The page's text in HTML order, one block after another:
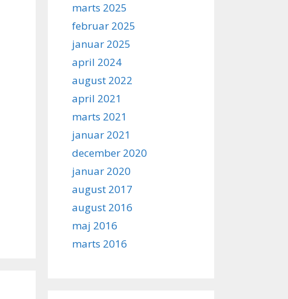
marts 2025
februar 2025
januar 2025
april 2024
august 2022
april 2021
marts 2021
januar 2021
december 2020
januar 2020
august 2017
august 2016
maj 2016
marts 2016